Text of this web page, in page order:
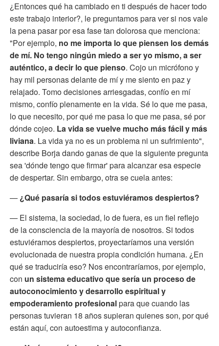
¿Entonces qué ha cambiado en ti después de hacer todo
este trabajo interior?, le preguntamos para ver si nos vale
la pena pasar por esa fase tan dolorosa que menciona:
"Por ejemplo, no me importa lo que piensen los demás
de mí. No tengo ningún miedo a ser yo mismo, a ser
auténtico, a decir lo que pienso. Cojo un micrófono y
hay mil personas delante de mí y me siento en paz y
relajado. Tomo decisiones arriesgadas, confío en mí
mismo, confío plenamente en la vida. Sé lo que me pasa,
lo que necesito, por qué me pasa lo que me pasa, sé por
dónde cojeo. La vida se vuelve mucho más fácil y más
liviana. La vida ya no es un problema ni un sufrimiento",
describe Borja dando ganas de que la siguiente pregunta
sea 'dónde tengo que firmar' para alcanzar esa especie
de despertar. Sin embargo, otra se cuela antes:
— ¿Qué pasaría si todos estuviéramos despiertos?
— El sistema, la sociedad, lo de fuera, es un fiel reflejo
de la consciencia de la mayoría de nosotros. Si todos
estuviéramos despiertos, proyectaríamos una versión
evolucionada de nuestra propia condición humana. ¿En
qué se traduciría eso? Nos encontraríamos, por ejemplo,
con un sistema educativo que sería un proceso de
autoconocimiento y desarrollo espiritual y
empoderamiento profesionalpara que cuando las
personas tuvieran 18 años supieran quienes son, por qué
están aquí, con autoestima y autoconfianza.